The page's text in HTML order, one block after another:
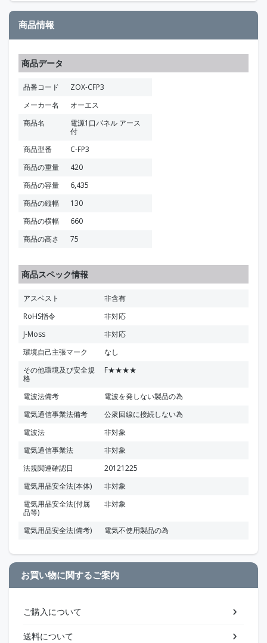
商品情報
商品データ
品番コード
ZOX-CFP3
メーカー名
オーエス
商品名
電源1口パネル アース
付
商品型番
C-FP3
商品の重量
420
商品の容量
6,435
商品の縦幅
130
商品の横幅
660
商品の高さ
75
商品スペック情報
アスベスト
非含有
RoHS指令
非対応
J-Moss
非対応
環境自己主張マーク
なし
その他環境及び安全規
格
F★★★★
電波法備考
電波を発しない製品の為
電気通信事業法備考
公衆回線に接続しない為
電波法
非対象
電気通信事業法
非対象
法規関連確認日
20121225
電気用品安全法(本体)
非対象
電気用品安全法(付属
品等)
非対象
電気用品安全法(備考) 電気不使用製品の為
お買い物に関するご案内
ご購入について
送料について